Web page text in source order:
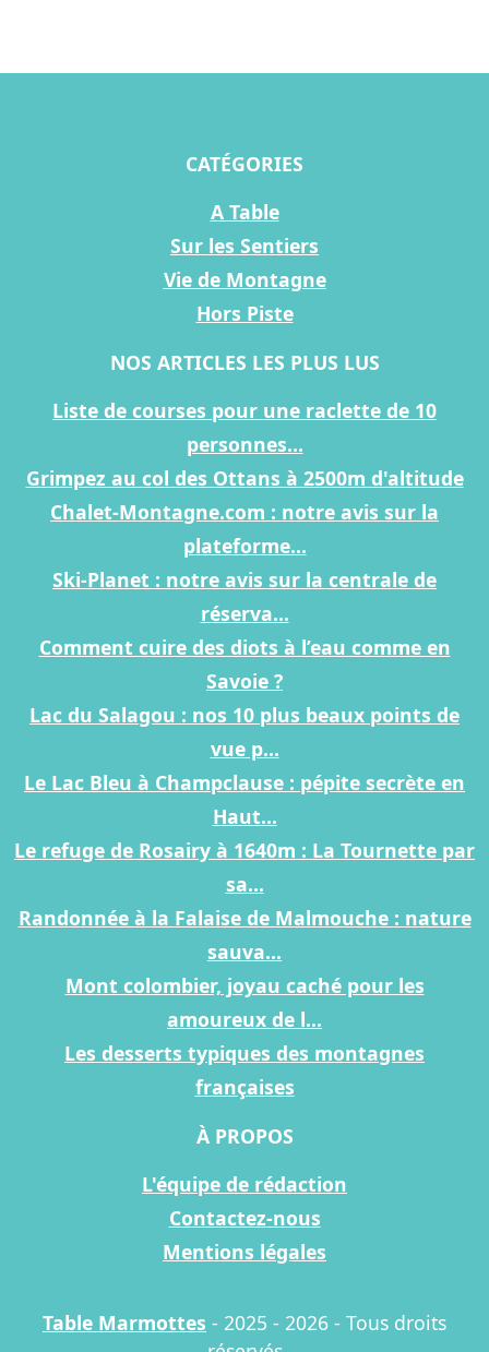
CATÉGORIES
A Table
Sur les Sentiers
Vie de Montagne
Hors Piste
NOS ARTICLES LES PLUS LUS
Liste de courses pour une raclette de 10
personnes...
Grimpez au col des Ottans à 2500m d'altitude
Chalet-Montagne.com : notre avis sur la
plateforme...
Ski-Planet : notre avis sur la centrale de
réserva...
Comment cuire des diots à l’eau comme en
Savoie ?
Lac du Salagou : nos 10 plus beaux points de
vue p...
Le Lac Bleu à Champclause : pépite secrète en
Haut...
Le refuge de Rosairy à 1640m : La Tournette par
sa...
Randonnée à la Falaise de Malmouche : nature
sauva...
Mont colombier, joyau caché pour les
amoureux de l...
Les desserts typiques des montagnes
françaises
À PROPOS
L'équipe de rédaction
Contactez-nous
Mentions légales
Table Marmottes - 2025 - 2026 - Tous droits